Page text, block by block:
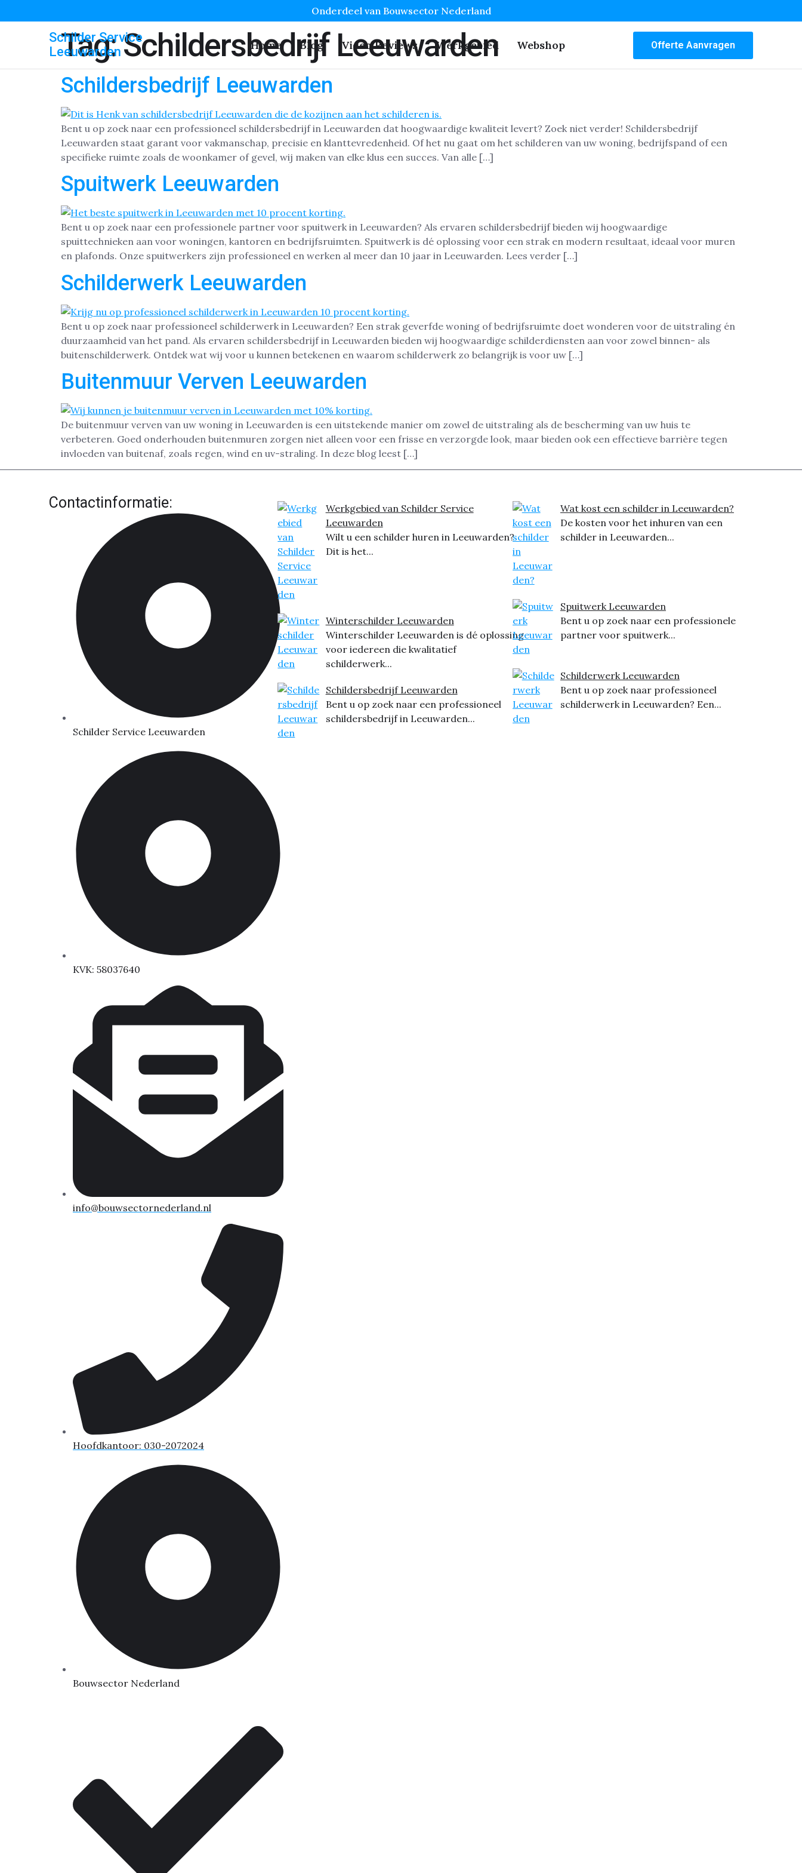
Onderdeel van Bouwsector Nederland
Schilder Service
Leeuwarden
Home Blog Video Reviews Werkgebied Webshop Offerte Aanvragen
Tag:Schildersbedrijf Leeuwarden
Schildersbedrijf Leeuwarden
Bent u op zoek naar een professioneel schildersbedrijf in Leeuwarden dat hoogwaardige kwaliteit levert? Zoek niet verder! Schildersbedrijf
Leeuwarden staat garant voor vakmanschap, precisie en klanttevredenheid. Of het nu gaat om het schilderen van uw woning, bedrijfspand of een
specifieke ruimte zoals de woonkamer of gevel, wij maken van elke klus een succes. Van alle […]
Spuitwerk Leeuwarden
Bent u op zoek naar een professionele partner voor spuitwerk in Leeuwarden? Als ervaren schildersbedrijf bieden wij hoogwaardige
spuittechnieken aan voor woningen, kantoren en bedrijfsruimten. Spuitwerk is dé oplossing voor een strak en modern resultaat, ideaal voor muren
en plafonds. Onze spuitwerkers zijn professioneel en werken al meer dan 10 jaar in Leeuwarden. Lees verder […]
Schilderwerk Leeuwarden
Bent u op zoek naar professioneel schilderwerk in Leeuwarden? Een strak geverfde woning of bedrijfsruimte doet wonderen voor de uitstraling én
duurzaamheid van het pand. Als ervaren schildersbedrijf in Leeuwarden bieden wij hoogwaardige schilderdiensten aan voor zowel binnen- als
buitenschilderwerk. Ontdek wat wij voor u kunnen betekenen en waarom schilderwerk zo belangrijk is voor uw […]
Buitenmuur Verven Leeuwarden
De buitenmuur verven van uw woning in Leeuwarden is een uitstekende manier om zowel de uitstraling als de bescherming van uw huis te
verbeteren. Goed onderhouden buitenmuren zorgen niet alleen voor een frisse en verzorgde look, maar bieden ook een effectieve barrière tegen
invloeden van buitenaf, zoals regen, wind en uv-straling. In deze blog leest […]
Contactinformatie:
Schilder Service Leeuwarden
KVK: 58037640
info@bouwsectornederland.nl
Hoofdkantoor: 030-2072024
Bouwsector Nederland
Werkgebied van Schilder Service
Leeuwarden
Wilt u een schilder huren in Leeuwarden?
Dit is het...
Winterschilder Leeuwarden
Winterschilder Leeuwarden is dé oplossing
voor iedereen die kwalitatief
schilderwerk...
Schildersbedrijf Leeuwarden
Bent u op zoek naar een professioneel
schildersbedrijf in Leeuwarden...
Wat kost een schilder in Leeuwarden?
De kosten voor het inhuren van een
schilder in Leeuwarden...
Spuitwerk Leeuwarden
Bent u op zoek naar een professionele
partner voor spuitwerk...
Schilderwerk Leeuwarden
Bent u op zoek naar professioneel
schilderwerk in Leeuwarden? Een...